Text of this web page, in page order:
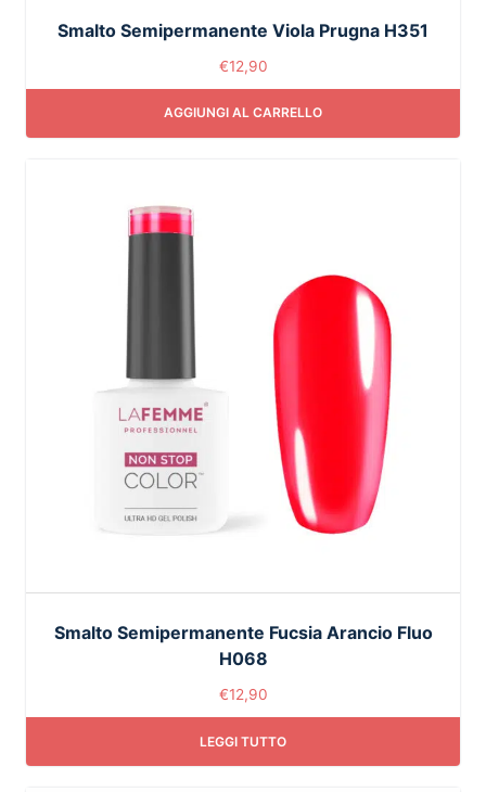
Smalto Semipermanente Viola Prugna H351
€12,90
AGGIUNGI AL CARRELLO
Smalto Semipermanente Fucsia Arancio Fluo
H068
€12,90
LEGGI TUTTO